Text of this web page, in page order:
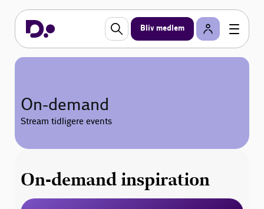
Bliv medlem
On-demand
Stream tidligere events
On-demand inspiration